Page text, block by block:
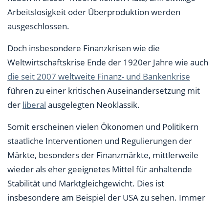
Arbeitslosigkeit oder Überproduktion werden
ausgeschlossen.
Doch insbesondere Finanzkrisen wie die
Weltwirtschaftskrise Ende der 1920er Jahre wie auch
die seit 2007 weltweite Finanz- und Bankenkrise
führen zu einer kritischen Auseinandersetzung mit
der liberal ausgelegten Neoklassik.
Somit erscheinen vielen Ökonomen und Politikern
staatliche Interventionen und Regulierungen der
Märkte, besonders der Finanzmärkte, mittlerweile
wieder als eher geeignetes Mittel für anhaltende
Stabilität und Marktgleichgewicht. Dies ist
insbesondere am Beispiel der USA zu sehen. Immer